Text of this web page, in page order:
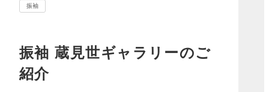
振袖
振袖 蔵見世ギャラリーのご
紹介